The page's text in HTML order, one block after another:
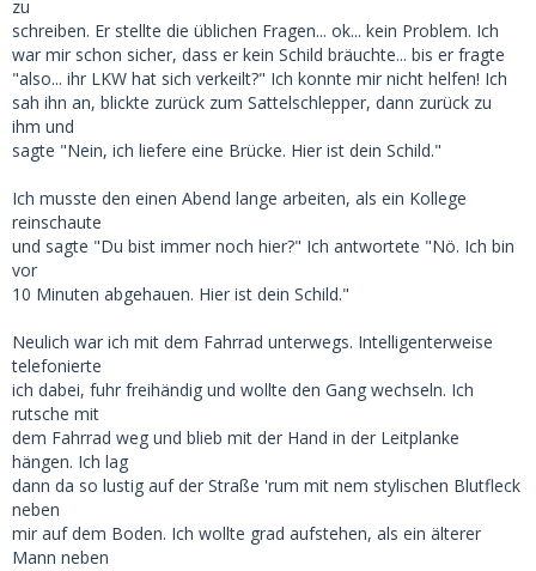
zu
schreiben. Er stellte die üblichen Fragen... ok... kein Problem. Ich
war mir schon sicher, dass er kein Schild bräuchte... bis er fragte
"also... ihr LKW hat sich verkeilt?" Ich konnte mir nicht helfen! Ich
sah ihn an, blickte zurück zum Sattelschlepper, dann zurück zu
ihm und
sagte "Nein, ich liefere eine Brücke. Hier ist dein Schild."
Ich musste den einen Abend lange arbeiten, als ein Kollege
reinschaute
und sagte "Du bist immer noch hier?" Ich antwortete "Nö. Ich bin
vor
10 Minuten abgehauen. Hier ist dein Schild."
Neulich war ich mit dem Fahrrad unterwegs. Intelligenterweise
telefonierte
ich dabei, fuhr freihändig und wollte den Gang wechseln. Ich
rutsche mit
dem Fahrrad weg und blieb mit der Hand in der Leitplanke
hängen. Ich lag
dann da so lustig auf der Straße 'rum mit nem stylischen Blutfleck
neben
mir auf dem Boden. Ich wollte grad aufstehen, als ein älterer
Mann neben